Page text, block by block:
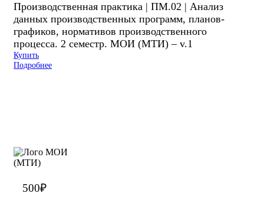
Производственная практика | ПМ.02 | Анализ
данных производственных программ, планов-
графиков, нормативов производственного
процесса. 2 семестр. МОИ (МТИ) – v.1
Купить
Подробнее
500₽